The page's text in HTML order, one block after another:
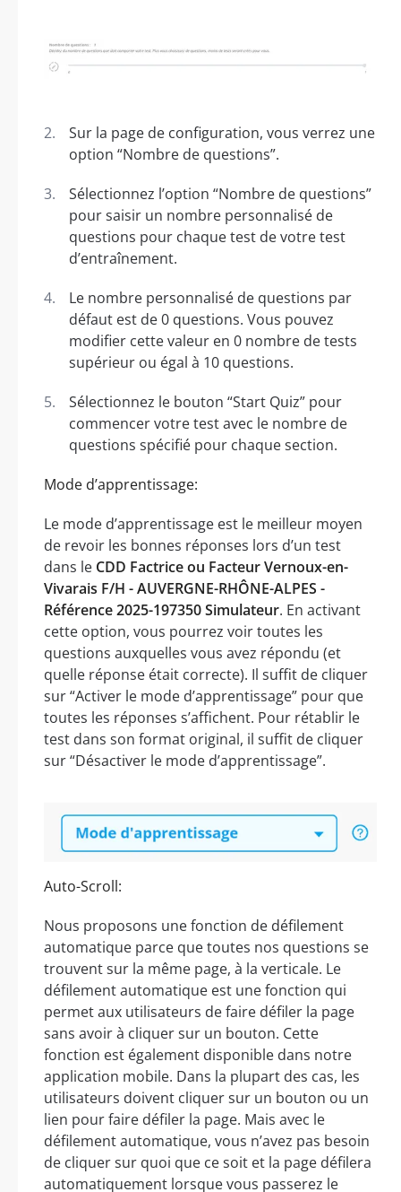
Sur la page de configuration, vous verrez une
option “Nombre de questions”.
Sélectionnez l’option “Nombre de questions”
pour saisir un nombre personnalisé de
questions pour chaque test de votre test
d’entraînement.
Le nombre personnalisé de questions par
défaut est de 0 questions. Vous pouvez
modifier cette valeur en 0 nombre de tests
supérieur ou égal à 10 questions.
Sélectionnez le bouton “Start Quiz” pour
commencer votre test avec le nombre de
questions spécifié pour chaque section.
Mode d’apprentissage:
Le mode d’apprentissage est le meilleur moyen
de revoir les bonnes réponses lors d’un test
dans le CDD Factrice ou Facteur Vernoux-en-
Vivarais F/H - AUVERGNE-RHÔNE-ALPES -
Référence 2025-197350 Simulateur. En activant
cette option, vous pourrez voir toutes les
questions auxquelles vous avez répondu (et
quelle réponse était correcte). Il suffit de cliquer
sur “Activer le mode d’apprentissage” pour que
toutes les réponses s’affichent. Pour rétablir le
test dans son format original, il suffit de cliquer
sur “Désactiver le mode d’apprentissage”.
Auto-Scroll:
Nous proposons une fonction de défilement
automatique parce que toutes nos questions se
trouvent sur la même page, à la verticale. Le
défilement automatique est une fonction qui
permet aux utilisateurs de faire défiler la page
sans avoir à cliquer sur un bouton. Cette
fonction est également disponible dans notre
application mobile. Dans la plupart des cas, les
utilisateurs doivent cliquer sur un bouton ou un
lien pour faire défiler la page. Mais avec le
défilement automatique, vous n’avez pas besoin
de cliquer sur quoi que ce soit et la page défilera
automatiquement lorsque vous passerez le